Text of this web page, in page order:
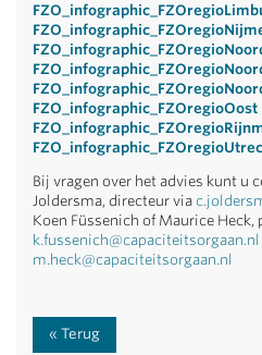
Bij vragen over het advies kunt u
Joldersma, directeur via
Koen Füssenich of Maurice
k.fussenich@capaciteitsorgaan.nl
m.heck@capaciteitsorgaan.nl
Terug